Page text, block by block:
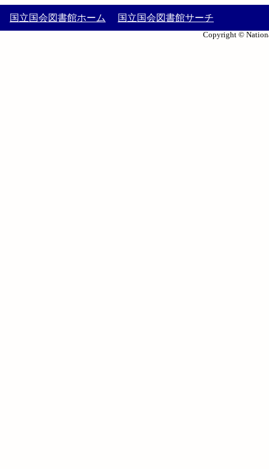
国立国会図書館ホーム 国立国会図書館サーチ
Copyright ©